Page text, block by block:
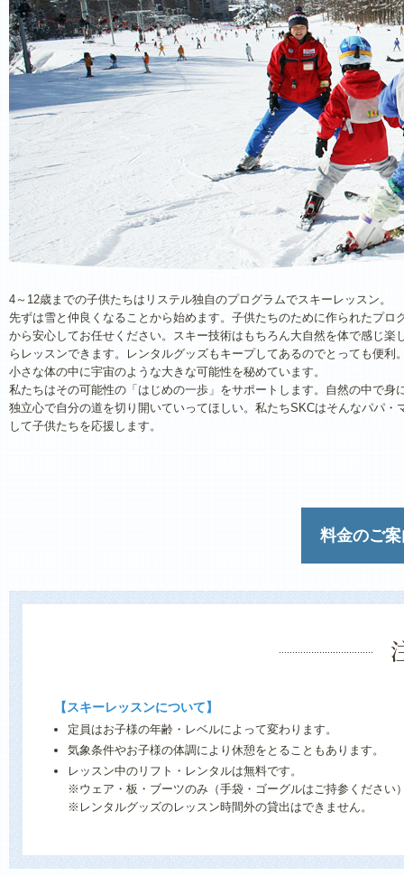
4～12歳までの子供たちはリステル独自のプログラムでスキーレッスン。
先ずは雪と仲良くなることから始めます。子供たちのために作られたプロ
から安心してお任せください。スキー技術はもちろん大自然を体で感じ楽
らレッスンできます。レンタルグッズもキープしてあるのでとっても便利
小さな体の中に宇宙のような大きな可能性を秘めています。
私たちはその可能性の「はじめの一歩」をサポートします。自然の中で身
独立心で自分の道を切り開いていってほしい。私たちSKCはそんなパパ・
して子供たちを応援します。
料金のご
【スキーレッスンについて】
定員はお子様の年齢・レベルによって変わります。
気象条件やお子様の体調により休憩をとることもあります。
レッスン中のリフト・レンタルは無料です。
※ウェア・板・ブーツのみ（手袋・ゴーグルはご持参ください
※レンタルグッズのレッスン時間外の貸出はできません。